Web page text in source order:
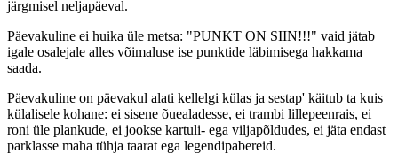
järgmisel neljapäeval.
Päevakuline ei huika üle metsa: "PUNKT ON SIIN!!!" vaid jätab
igale osalejale alles võimaluse ise punktide läbimisega hakkama
saada.
Päevakuline on päevakul alati kellelgi külas ja sestap' käitub ta kuis
külalisele kohane: ei sisene õuealadesse, ei trambi lillepeenrais, ei
roni üle plankude, ei jookse kartuli- ega viljapõldudes, ei jäta endast
parklasse maha tühja taarat ega legendipabereid.